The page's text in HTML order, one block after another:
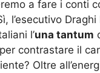
a fare i conti
l’esecutivo
l’una tantum
contrastare il
Oltre